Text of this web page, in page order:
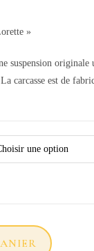
»
suspension originale
carcasse est de